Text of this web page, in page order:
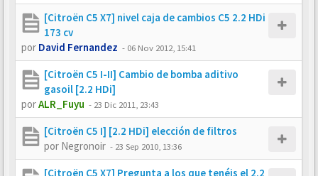
[Citroën C5 X7] nivel caja de cambios C5 2.2 HDi
173 cv
por David Fernandez - 06 Nov 2012, 15:41
[Citroën C5 I-II] Cambio de bomba aditivo
gasoil [2.2 HDi]
porALR_Fuyu - 23 Dic 2011, 23:43
[Citroën C5 I] [2.2 HDi] elección de filtros
por Negronoir - 23 Sep 2010, 13:36
[Citroën C5 X7] Pregunta a los que tenéis el 2.2